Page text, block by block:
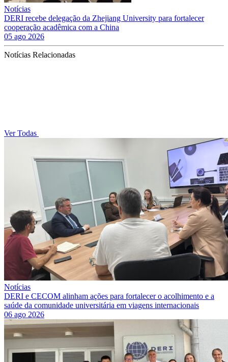
Notícias
DERI recebe delegação da Zhejiang University para fortalecer
cooperação acadêmica com a China
05 ago 2026
Notícias Relacionadas
Ver Todas
Notícias
DERI e CECOM alinham ações para fortalecer o acolhimento e a
saúde da comunidade universitária em viagens internacionais
06 ago 2026